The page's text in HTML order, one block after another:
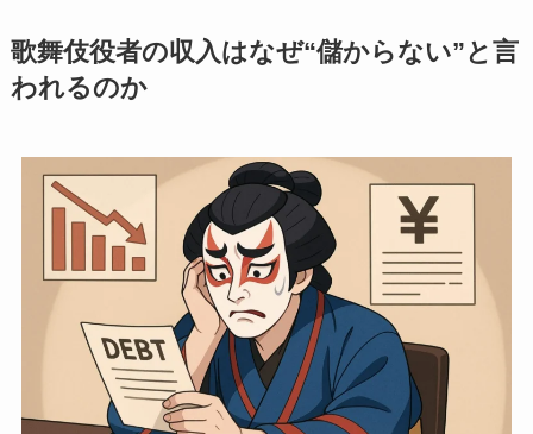
歌舞伎役者の収入はなぜ“儲からない”と言
われるのか